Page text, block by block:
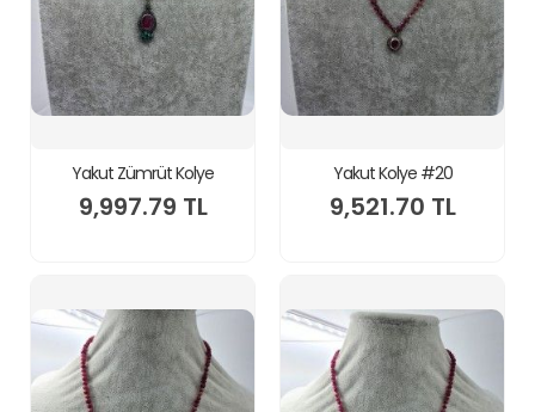
Yakut Zümrüt Kolye
9,997.79 TL
Yakut Kolye #20
9,521.70 TL